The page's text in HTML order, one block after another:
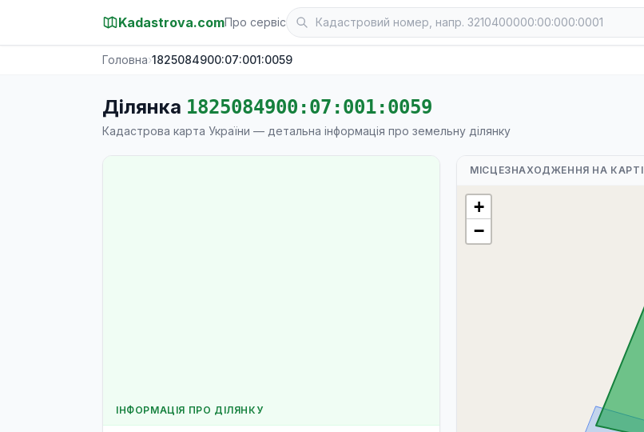
Kadastrova.comПро сервіс
Головна›1825084900:07:001:0059
Ділянка 1825084900:07:001:0059
Кадастрова карта України — детальна інформація про земельну ділянку
ІНФОРМАЦІЯ ПРО ДІЛЯНКУ
МІСЦЕЗНАХОДЖЕННЯ НА КАРТІ
+
−